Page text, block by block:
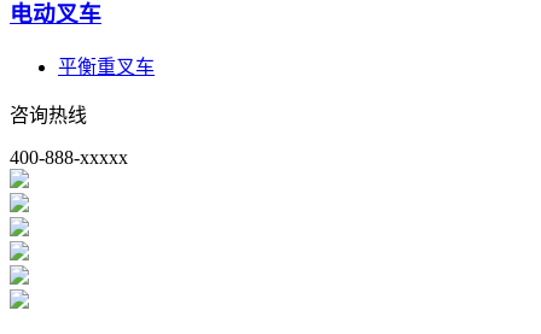
电动叉车
平衡重叉车
咨询热线
400-888-xxxxx